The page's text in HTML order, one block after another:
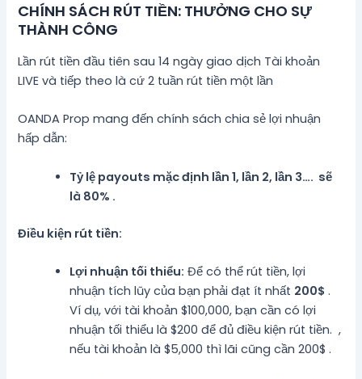
CHÍNH SÁCH RÚT TIỀN: THƯỞNG CHO SỰ
THÀNH CÔNG
Lần rút tiền đầu tiên sau 14 ngày giao dịch Tài khoản
LIVE và tiếp theo là cứ 2 tuần rút tiền một lần
OANDA Prop mang đến chính sách chia sẻ lợi nhuận
hấp dẫn:
Tỷ lệ payouts mặc định lần 1, lần 2, lần 3…. sẽ
là 80% .
Điều kiện rút tiền:
Lợi nhuận tối thiểu: Để có thể rút tiền, lợi
nhuận tích lũy của bạn phải đạt ít nhất 200$ .
Ví dụ, với tài khoản $100,000, bạn cần có lợi
nhuận tối thiểu là $200 để đủ điều kiện rút tiền. ,
nếu tài khoản là $5,000 thì lãi cũng cần 200$ .